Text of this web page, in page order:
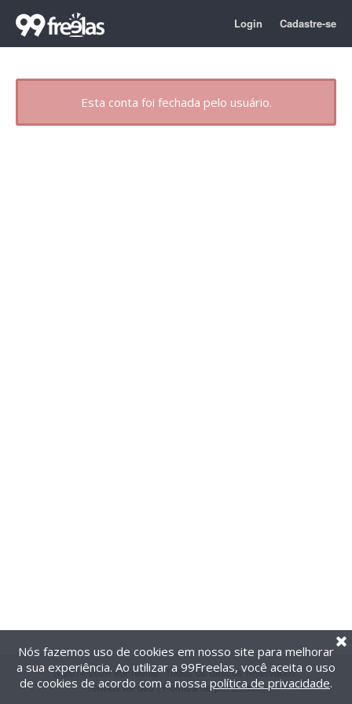
Login Cadastre-se
Esta conta foi fechada pelo usuário.
@2014-2026 99Freelas. Todos os direitos reservados.
Termos de uso| Política de privacidade
Nós fazemos uso de cookies em nosso site para melhorar
a sua experiência. Ao utilizar a 99Freelas, você aceita o uso
de cookies de acordo com a nossa política de privacidade.